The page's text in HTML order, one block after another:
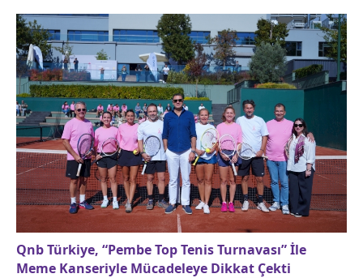
Qnb Türkiye, “Pembe Top Tenis Turnavası” İle
Meme Kanseriyle Mücadeleye Dikkat Çekti